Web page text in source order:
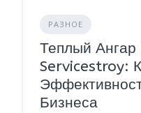
РАЗНОЕ
Теплый
Servicestroy:
Бизнеса